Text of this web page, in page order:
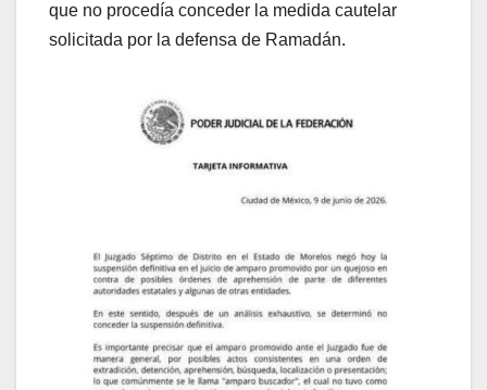
que no procedía conceder la medida cautelar
solicitada por la defensa de Ramadán.